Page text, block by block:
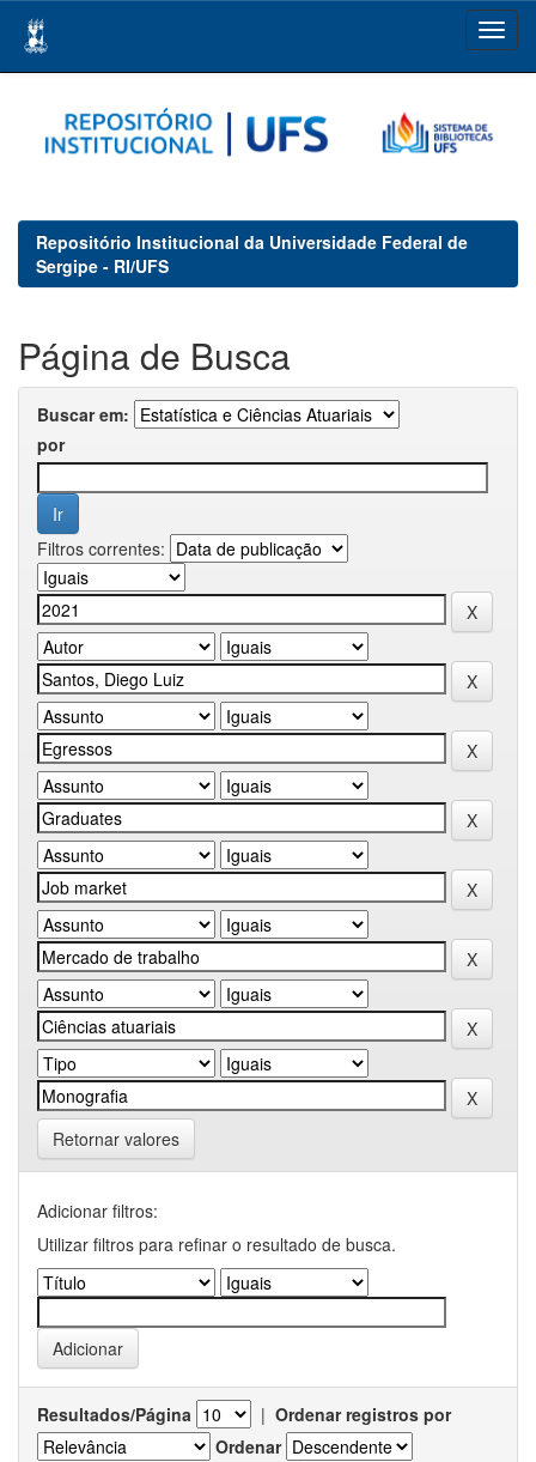
navigation
Repositório Institucional da Universidade Federal de
Sergipe - RI/UFS
Página de Busca
Buscar em:
por
Filtros correntes:
Retornar valores
Adicionar filtros:
Utilizar filtros para refinar o resultado de busca.
Resultados/Página | Ordenar registros por
Ordenar